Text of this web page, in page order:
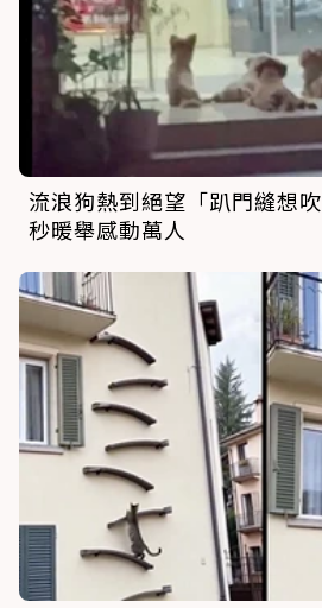
流浪狗熱到絕望「趴門縫想
秒暖舉感動萬人